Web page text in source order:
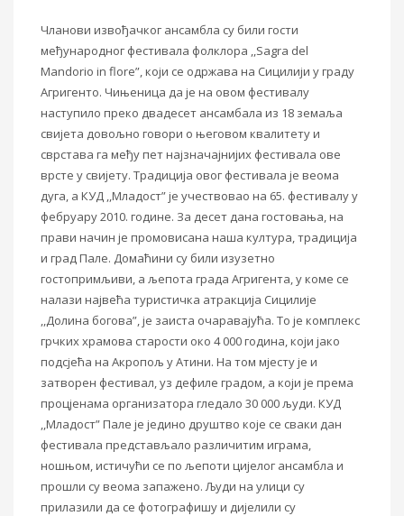
Чланови извођачког ансамбла су били гости
међународног фестивала фолклора ,,Sagra del
Mandorio in flore”,који се одржава на Сицилији у граду
Агригенто. Чињеница да је на овом фестивалу
наступило преко двадесет ансамбала из 18 земаља
свијета довољно говори о његовом квалитету и
сврстава га међу пет најзначајнијих фестивала ове
врсте у свијету. Традиција овог фестивала је веома
дуга, а КУД ,,Младост” је учествовао на 65. фестивалуу
фебруару 2010. године. За десет дана гостовања,на
прави начин је промовисана наша култура, традиција
и град Пале. Домаћини су били изузетно
гостопримљиви, а љепота града Агригента,у коме се
налази највећа туристичка атракција Сицилије
,,Долина богова”, је заиста очаравајућа. То је комплекс
грчких храмова старости око 4 000 година,који јако
подсјећа на Акропољ у Атини. На том мјесту је и
затворен фестивал,уз дефиле градом, а који је према
процјенама организатора гледало 30 000 људи. КУД
,,Младост”Пале је једино друштво које се сваки дан
фестивала представљало различитим играма,
ношњом,истичући се по љепоти цијелог ансамбла и
прошли су веома запажено. Људи на улици су
прилазили да се фотографишу и дијелили су